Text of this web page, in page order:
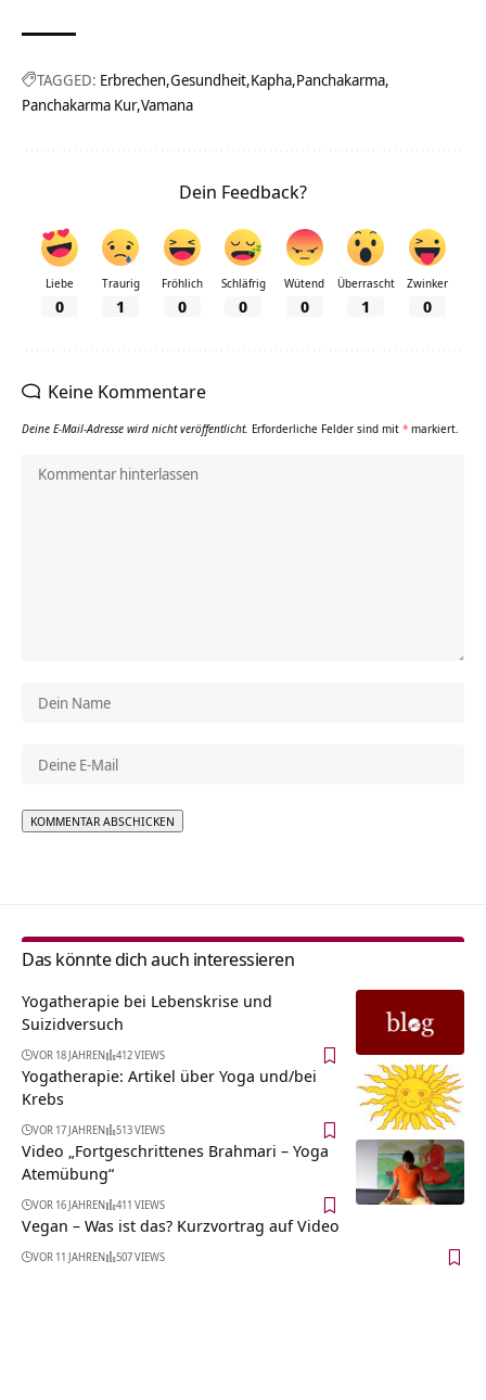
TAGGED: Erbrechen Gesundheit Kapha Panchakarma
Panchakarma Kur Vamana
Dein Feedback?
Liebe
0
Traurig
1
Fröhlich
0
Schläfrig
0
Wütend
0
Überrascht
1
Zwinker
0
Keine Kommentare
Deine E-Mail-Adresse wird nicht veröffentlicht. Erforderliche Felder sind mit * markiert.
Das könnte dich auch interessieren
Yogatherapie bei Lebenskrise und
Suizidversuch
VOR 18 JAHREN 412 VIEWS
Yogatherapie: Artikel über Yoga und/bei
Krebs
VOR 17 JAHREN 513 VIEWS
Video „Fortgeschrittenes Brahmari – Yoga
Atemübung“
VOR 16 JAHREN 411 VIEWS
Vegan – Was ist das? Kurzvortrag auf Video
VOR 11 JAHREN 507 VIEWS